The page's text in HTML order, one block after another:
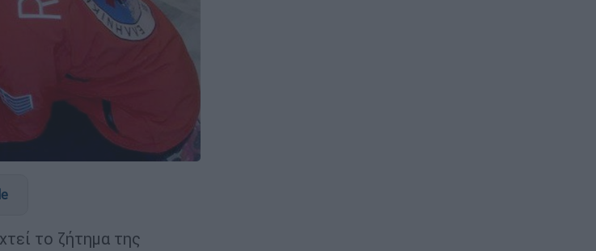
το ζήτημα της